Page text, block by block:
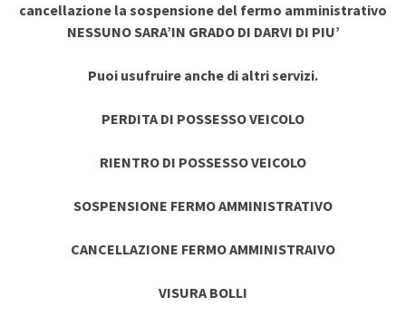
cancellazione la sospensione del fermo amministrativo
NESSUNO SARA’IN GRADO DI DARVI DI PIU’
Puoi usufruire anche di altri servizi.
PERDITA DI POSSESSO VEICOLO
RIENTRO DI POSSESSO VEICOLO
SOSPENSIONE FERMO AMMINISTRATIVO
CANCELLAZIONE FERMO AMMINISTRAIVO
VISURA BOLLI